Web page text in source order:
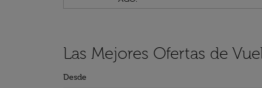
Las Mejores Ofertas de
Desde